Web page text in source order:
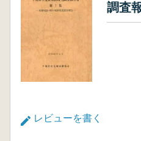
調査
レビューを書く